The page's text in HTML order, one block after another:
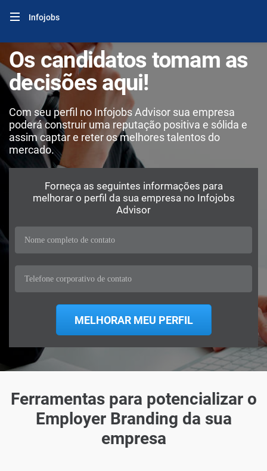
Infojobs
Os candidatos tomam as
decisões aqui!
Com seu perfil no Infojobs Advisor sua empresa
poderá construir uma reputação positiva e sólida e
assim captar e reter os melhores talentos do
mercado.
Forneça as seguintes informações para
melhorar o perfil da sua empresa no Infojobs
Advisor
Ferramentas para potencializar o
Employer Branding da sua
empresa